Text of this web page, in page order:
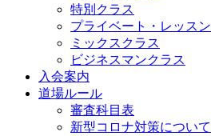
特別クラス
プライベート・レッスン
ミックスクラス
ビジネスマンクラス
入会案内
道場ルール
審査科目表
新型コロナ対策について